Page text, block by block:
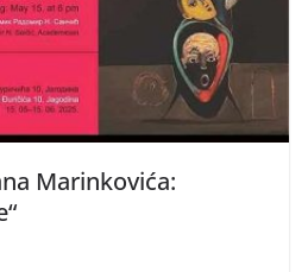
Marinkovića: